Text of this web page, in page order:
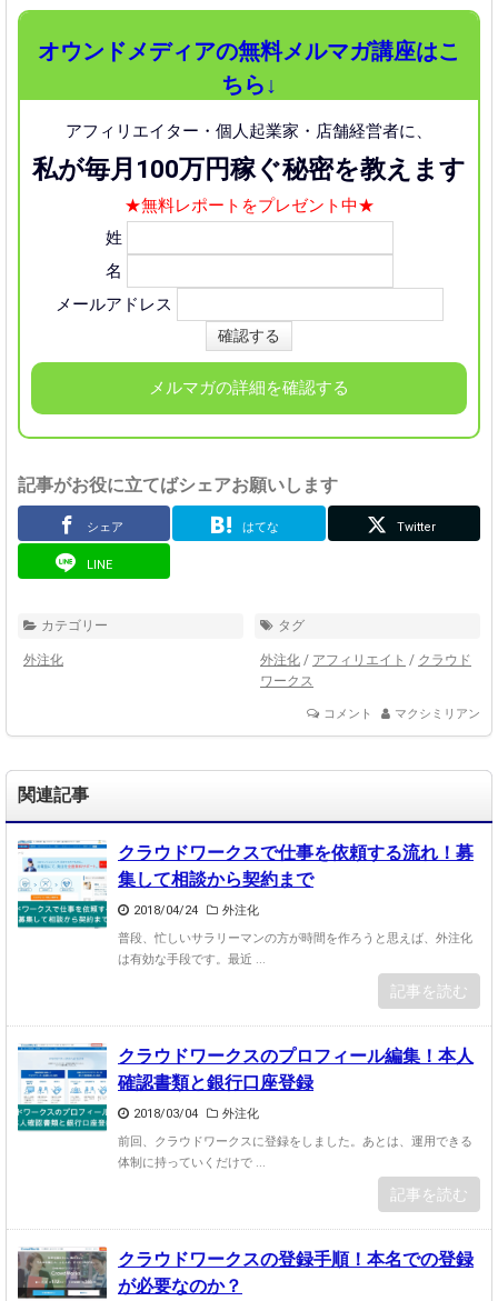
オウンドメディアの無料メルマガ講座はこ
ちら↓
アフィリエイター・個人起業家・店舗経営者に、
私が毎月100万円稼ぐ秘密を教えます
★無料レポートをプレゼント中★
姓
名
メールアドレス
メルマガの詳細を確認する
記事がお役に立てばシェアお願いします
シェア はてな Twitter
LINE
カテゴリー
外注化
タグ
外注化 / アフィリエイト / クラウド
ワークス
コメント マクシミリアン
関連記事
クラウドワークスで仕事を依頼する流れ！募
集して相談から契約まで
2018/04/24
外注化
普段、忙しいサラリーマンの方が時間を作ろうと思えば、外注化
は有効な手段です。最近 ...
記事を読む
クラウドワークスのプロフィール編集！本人
確認書類と銀行口座登録
2018/03/04
外注化
前回、クラウドワークスに登録をしました。あとは、運用できる
体制に持っていくだけで ...
記事を読む
クラウドワークスの登録手順！本名での登録
が必要なのか？